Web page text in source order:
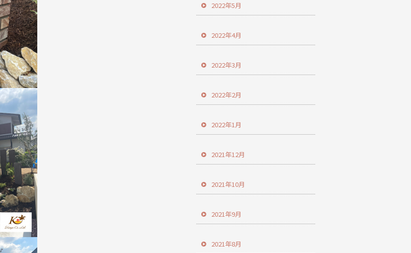
2022年5月
2022年4月
2022年3月
2022年2月
2022年1月
2021年12月
2021年10月
2021年9月
2021年8月